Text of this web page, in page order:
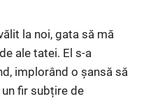
la noi, gata să mă
ale tatei. El s-a
implorând o șansă să
fir subțire de